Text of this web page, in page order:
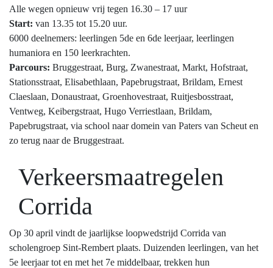
Alle wegen opnieuw vrij tegen 16.30 – 17 uur
Start: van 13.35 tot 15.20 uur.
6000 deelnemers: leerlingen 5de en 6de leerjaar, leerlingen
humaniora en 150 leerkrachten.
Parcours: Bruggestraat, Burg, Zwanestraat, Markt, Hofstraat,
Stationsstraat, Elisabethlaan, Papebrugstraat, Brildam, Ernest
Claeslaan, Donaustraat, Groenhovestraat, Ruitjesbosstraat,
Ventweg, Keibergstraat, Hugo Verriestlaan, Brildam,
Papebrugstraat, via school naar domein van Paters van Scheut en
zo terug naar de Bruggestraat.
Verkeersmaatregelen
Corrida
Op 30 april vindt de jaarlijkse loopwedstrijd Corrida van
scholengroep Sint-Rembert plaats. Duizenden leerlingen, van het
5e leerjaar tot en met het 7e middelbaar, trekken hun